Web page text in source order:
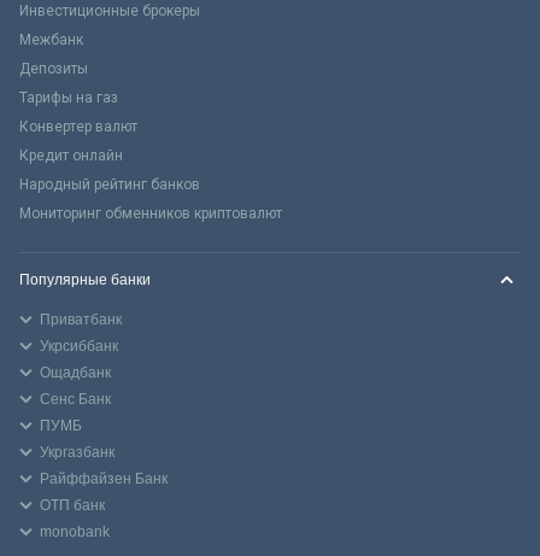
Инвестиционные брокеры
Межбанк
Депозиты
Тарифы на газ
Конвертер валют
Кредит онлайн
Народный рейтинг банков
Мониторинг обменников криптовалют
Популярные банки
Приватбанк
Укрсиббанк
Ощадбанк
Сенс Банк
ПУМБ
Укргазбанк
Райффайзен Банк
ОТП банк
monobank